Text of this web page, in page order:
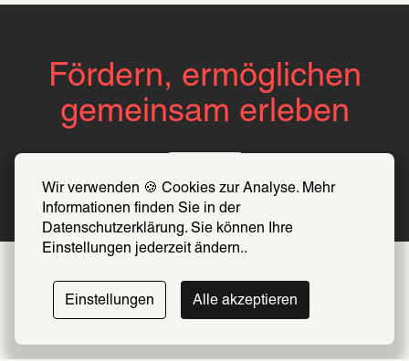
Wir verwenden 🍪 Cookies zur Analyse. Mehr
Informationen finden Sie in der
Datenschutzerklärung. Sie können Ihre
Einstellungen jederzeit ändern..
Einstellungen Alle akzeptieren
Fördern, ermöglichen
gemeinsam erleben
Folge uns auf Instagram